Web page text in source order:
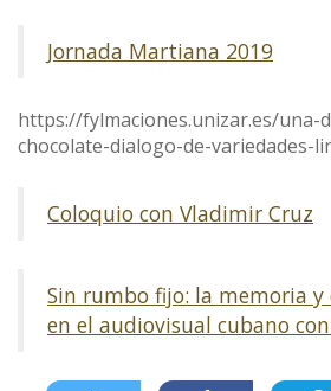
Jornada Martiana 2019
https://fylmaciones.unizar.es/una-
chocolate-dialogo-de-variedades-
Coloquio con Vladimir Cruz
Sin rumbo fijo: la memoria y
en el audiovisual cubano